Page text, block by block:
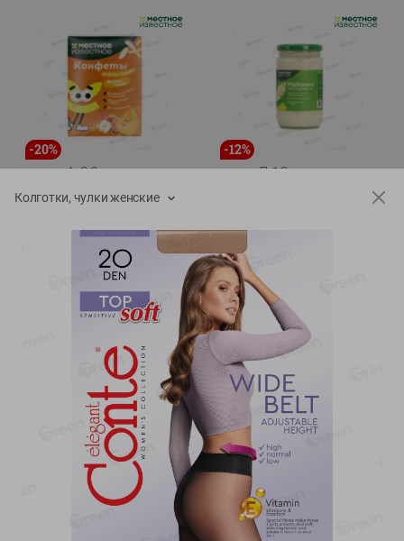
-20%
4.99
3.99
Конфеты фруктово-
известное яблоко-тыква
-12%
5.19
4.59
Показано 1-14 из 76
Показать 15-28 из 76
Каталог товаров
Колготки, чулки женские